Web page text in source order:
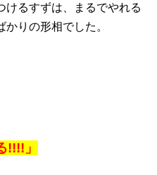
けるすずは、まるでやれる
りの形相でした。
!!!!」